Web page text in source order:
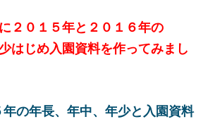
２０１５年と２０１６年の
はじめ入園資料を作ってみまし
の年長、年中、年少と入園資料